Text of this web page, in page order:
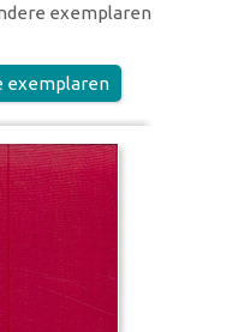
exemplaren
exemplaren